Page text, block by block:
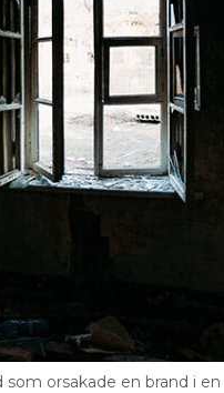
orsakade en brand i